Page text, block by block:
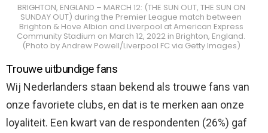
BRIGHTON, ENGLAND – MARCH 12: (THE SUN OUT, THE SUN ON
SUNDAY OUT) during the Premier League match between
Brighton & Hove Albion and Liverpool at American Express
Community Stadium on March 12, 2022 in Brighton, England.
(Photo by Andrew Powell/Liverpool FC via Getty Images)
Trouwe uitbundige fans
Wij Nederlanders staan bekend als trouwe fans van
onze favoriete clubs, en dat is te merken aan onze
loyaliteit. Een kwart van de respondenten (26%) gaf